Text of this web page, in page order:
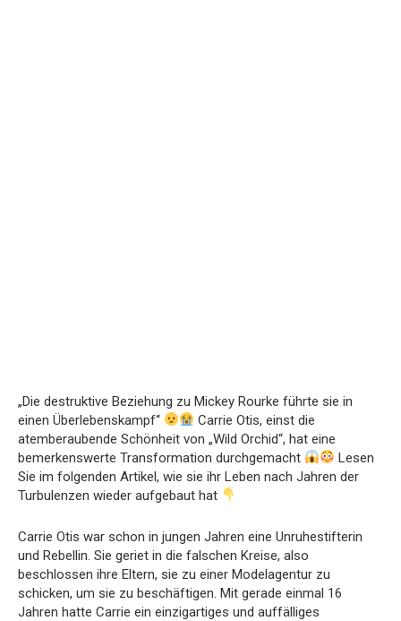
„Die destruktive Beziehung zu Mickey Rourke führte sie in
einen Überlebenskampf“
Carrie Otis, einst die
atemberaubende Schönheit von „Wild Orchid“, hat eine
bemerkenswerte Transformation durchgemacht
Lesen
Sie im folgenden Artikel, wie sie ihr Leben nach Jahren der
Turbulenzen wieder aufgebaut hat
Carrie Otis war schon in jungen Jahren eine Unruhestifterin
und Rebellin. Sie geriet in die falschen Kreise, also
beschlossen ihre Eltern, sie zu einer Modelagentur zu
schicken, um sie zu beschäftigen. Mit gerade einmal 16
Jahren hatte Carrie ein einzigartiges und auffälliges